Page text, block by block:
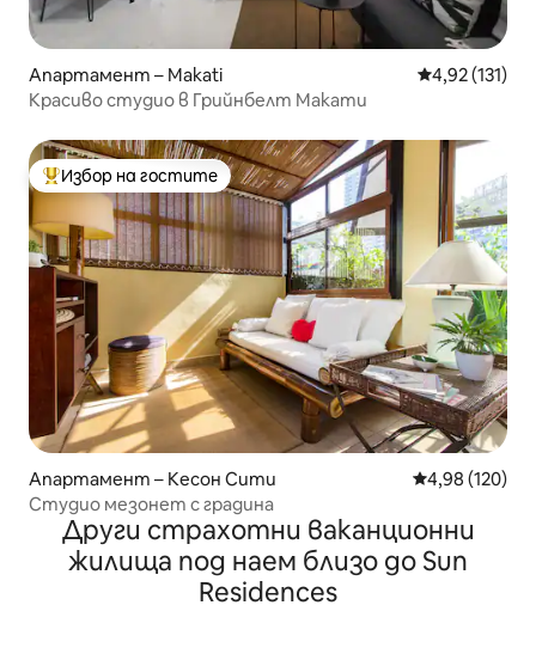
Апартамент – Makati Средна
4,92 (131)
Красиво студио в Грийнбелт Макати
Най-популярен избор на гостите
Избор на гостите
Апартамент – Кесон Сити Средна
4,98 (120)
Студио мезонет с градина
Други страхотни ваканционни
жилища под наем близо до Sun
Residences